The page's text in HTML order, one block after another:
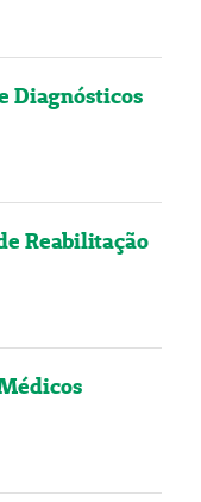
Diagnósticos
Reabilitação